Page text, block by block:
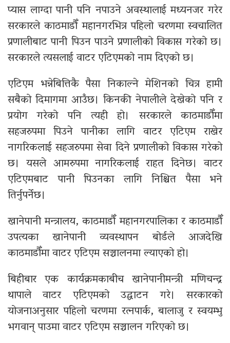
प्यास लाग्दा पानी पनि नपाउने अवस्थालाई मध्यनजर गरेर
सरकारले काठमाडौँ महानगरभित्र पहिलो चरणमा स्वचालित
प्रणालीबाट पानी पिउन पाउने प्रणालीको विकास गरेको छ।
सरकारले त्यसलाई वाटर एटिएमको नाम दिएको छ।
एटिएम भन्नेबित्तिकै पैसा निकाल्ने मेशिनको चित्र हामी
सबैको दिमागमा आउँछ। किनकी नेपालीले देखेको पनि र
प्रयोग गरेको पनि त्यही हो। सरकारले काठमाडौँमा
सहजरुपमा पिउने पानीका लागि वाटर एटिएम राखेर
नागरिकलाई सहजरुपमा सेवा दिने प्रणालीको विकास गरेको
छ। यसले आमरुपमा नागरिकलाई राहत दिनेछ। वाटर
एटिएमबाट पानी पिउनका लागि निश्चित पैसा भने
तिर्नुपर्नेछ।
खानेपानी मन्त्रालय, काठमाडौँ महानगरपालिका र काठमाडौँ
उपत्यका खानेपानी व्यवस्थापन बोर्डले आजदेखि
काठमाडौँमा वाटर एटिएम सञ्चालनमा ल्याएको हो।
बिहीबार एक कार्यक्रमकाबीच खानेपानीमन्त्री मणिचन्द्र
थापाले वाटर एटिएमको उद्घाटन गरे। सरकारको
योजनाअनुसार पहिलो चरणमा रत्नपार्क, बालाजु र स्वयम्भु
भगवान् पाउमा वाटर एटिएम सञ्चालन गरिएको छ।